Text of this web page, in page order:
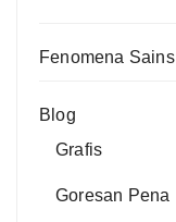
Fenomena Sains
Blog
Grafis
Goresan Pena